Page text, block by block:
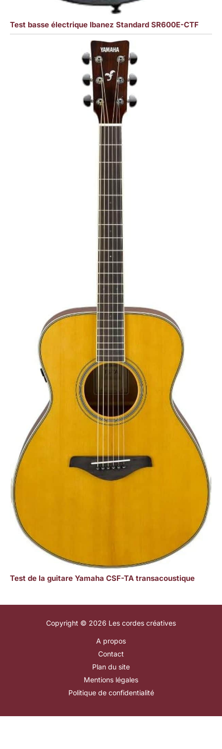
Test basse électrique Ibanez Standard SR600E-CTF
Test de la guitare Yamaha CSF-TA transacoustique
Copyright © 2026 Les cordes créatives
A propos
Contact
Plan du site
Mentions légales
Politique de confidentialité